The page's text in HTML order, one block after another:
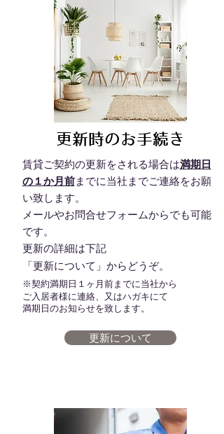
更新時のお手続き
​賃貸ご契約の更新をされる場合は満期日
の１か月前までに当社までご連絡をお願
い致します。
メールやお問合せフォームからでも可能
です。
更新の詳細は下記
​「更新について」からどうぞ。
※契約満期日１ヶ月前までに当社から
ご入居者様に連絡、又はハガキにて
満期日のお知らせを致します。
更新について